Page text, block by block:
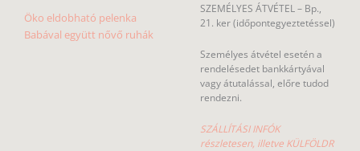
Öko eldobható pelenka
Babával együtt nővő ruhák
SZEMÉLYES ÁTVÉTEL – Bp.,
21. ker (időpontegyeztetéssel)
Személyes átvétel esetén a
rendelésedet bankkártyával
vagy átutalással, előre tudod
rendezni.
SZÁLLÍTÁSI INFÓK
részletesen, illetve KÜLFÖLDR